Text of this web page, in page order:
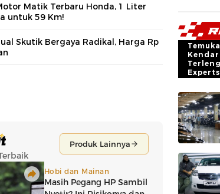
Matik Terbaru Honda, 1 Liter
untuk 59 Km!
Skutik Bergaya Radikal, Harga Rp